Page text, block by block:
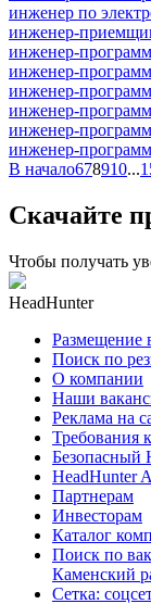
инженер по
инженер-
инженер-
инженер-
инженер-
инженер-
инженер-
инженер-
В начало678910...
Скачайте
Чтобы получать
HeadHunter
Размещение
Поиск по
О компании
Наши
Реклама на
Требования
Безопасный
HeadHunter
Партнерам
Инвесторам
Каталог
Поиск по
Каменский
Сетка: